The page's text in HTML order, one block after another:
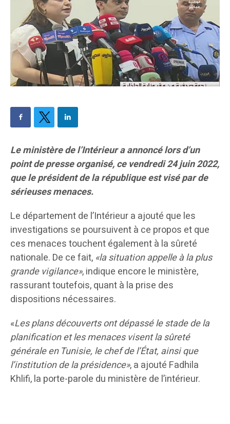
Le ministère de l’Intérieur a annoncé lors d’un
point de presse organisé, ce vendredi 24 juin 2022,
que le président de la république est visé par de
sérieuses menaces.
Le département de l’Intérieur a ajouté que les
investigations se poursuivent à ce propos et que
ces menaces touchent également à la sûreté
nationale. De ce fait, «la situation appelle à la plus
grande vigilance», indique encore le ministère,
rassurant toutefois, quant à la prise des
dispositions nécessaires.
«Les plans découverts ont dépassé le stade de la
planification et les menaces visent la sûreté
générale en Tunisie, le chef de l’État, ainsi que
l’institution de la présidence», a ajouté Fadhila
Khlifi, la porte-parole du ministère de l’intérieur.